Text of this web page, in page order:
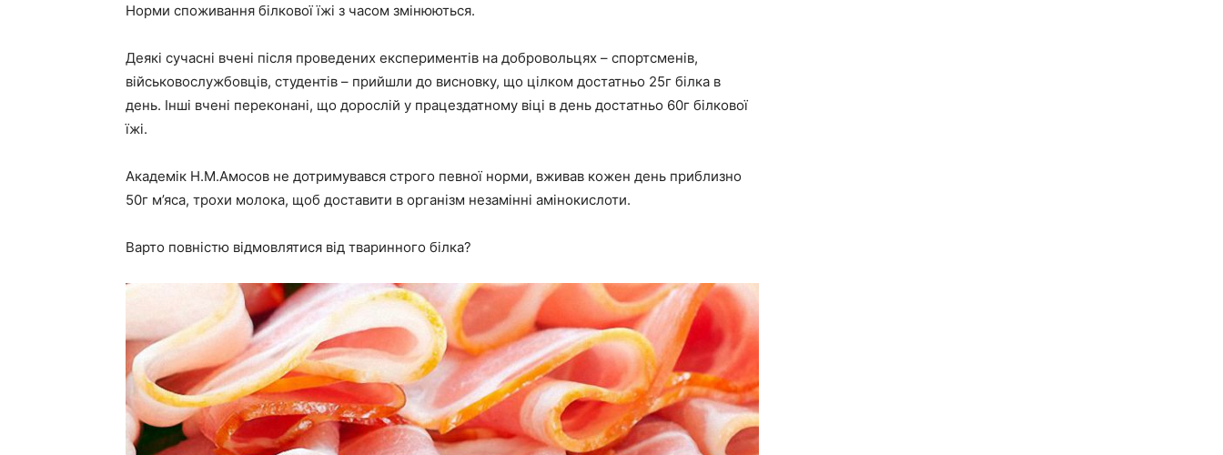
Норми споживання білкової їжі з часом змінюються.
Деякі сучасні вчені після проведених експериментів на добровольцях – спортсменів,
військовослужбовців, студентів – прийшли до висновку, що цілком достатньо 25г білка в
день. Інші вчені переконані, що дорослій у працездатному віці в день достатньо 60г білкової
їжі.
Академік Н.М.Амосов не дотримувався строго певної норми, вживав кожен день приблизно
50г м’яса, трохи молока, щоб доставити в організм незамінні амінокислоти.
Варто повністю відмовлятися від тваринного білка?